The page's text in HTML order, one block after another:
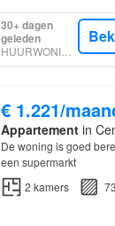
30+ dagen
geleden
HUURWONINGEN
€ 1.221/
Appartementin
De woning is goed
een supermarkt
2 kamers